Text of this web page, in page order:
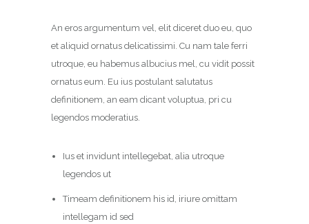
An eros argumentum vel, elit diceret duo eu, quo
et aliquid ornatus delicatissimi. Cu nam tale ferri
utroque, eu habemus albucius mel, cu vidit possit
ornatus eum. Eu ius postulant salutatus
definitionem, an eam dicant voluptua, pri cu
legendos moderatius.
Ius et invidunt intellegebat, alia utroque
legendos ut
Timeam definitionem his id, iriure omittam
intellegam id sed